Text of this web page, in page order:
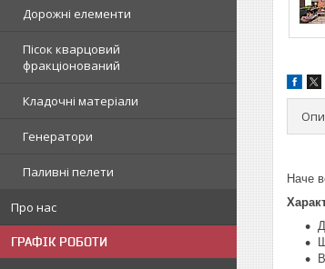
Дорожні елементи
Пісок кварцовий
фракціонований
Кладочні матеріали
Генератори
Паливні пелети
Про нас
ГРАФІК РОБОТИ
Наче